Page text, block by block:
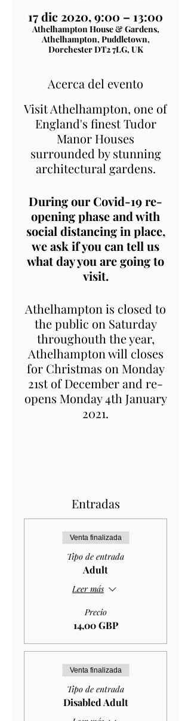
17 dic 2020, 9:00 – 13:00
Athelhampton House & Gardens,
Athelhampton, Puddletown,
Dorchester DT2 7LG, UK
Acerca del evento
Visit Athelhampton, one of
England's finest Tudor
Manor Houses
surrounded by stunning
architectural gardens.
During our Covid-19 re-
opening phase and with
social distancing in place,
we ask if you can tell us
what day you are going to
visit.
Athelhampton is closed to
the public on Saturday
throughouth the year,
Athelhampton will closes
for Christmas on Monday
21st of December and re-
opens Monday 4th January
2021.
Entradas
Venta finalizada
Tipo de entrada
Adult
Leer más
Precio
14,00 GBP
Venta finalizada
Tipo de entrada
Disabled Adult